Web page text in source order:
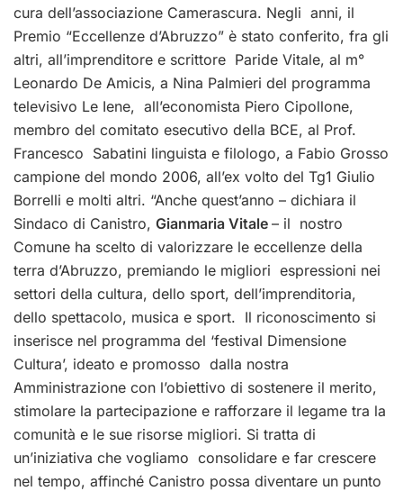
cura dell’associazione Camerascura. Negli anni, il
Premio “Eccellenze d’Abruzzo” è stato conferito, fra gli
altri, all’imprenditore e scrittore Paride Vitale, al m°
Leonardo De Amicis, a Nina Palmieri del programma
televisivo Le Iene, all’economista Piero Cipollone,
membro del comitato esecutivo della BCE, al Prof.
Francesco Sabatini linguista e filologo, a Fabio Grosso
campione del mondo 2006, all’ex volto del Tg1 Giulio
Borrelli e molti altri. “Anche quest’anno – dichiara il
Sindaco di Canistro, Gianmaria Vitale – il nostro
Comune ha scelto di valorizzare le eccellenze della
terra d’Abruzzo, premiando le migliori espressioni nei
settori della cultura, dello sport, dell’imprenditoria,
dello spettacolo, musica e sport. Il riconoscimento si
inserisce nel programma del ‘festival Dimensione
Cultura’, ideato e promosso dalla nostra
Amministrazione con l’obiettivo di sostenere il merito,
stimolare la partecipazione e rafforzare il legame tra la
comunità e le sue risorse migliori. Si tratta di
un’iniziativa che vogliamo consolidare e far crescere
nel tempo, affinché Canistro possa diventare un punto